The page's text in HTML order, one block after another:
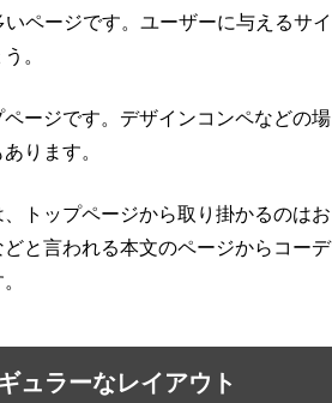
ページです。ユーザーに与えるサイ
。
ージです。デザインコンペなどの場
ります。
トップページから取り掛かるのはお
と言われる本文のページからコーデ
ュラーなレイアウト